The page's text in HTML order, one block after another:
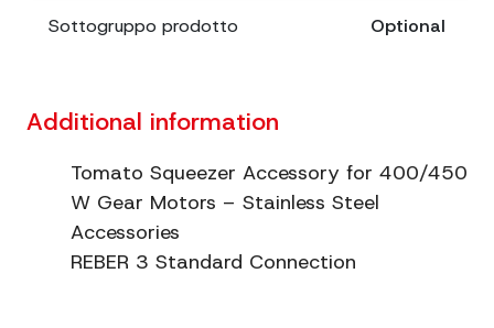
Sottogruppo prodotto Optional
Additional information
Tomato Squeezer Accessory for 400/450
W Gear Motors – Stainless Steel
Accessories
REBER 3 Standard Connection